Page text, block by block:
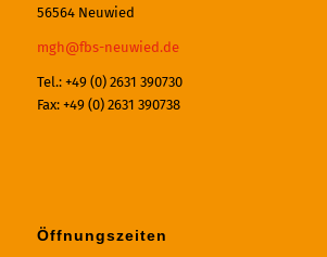
56564 Neuwied
mgh@fbs-neuwied.de
Tel.: +49 (0) 2631 390730
Fax: +49 (0) 2631 390738
Öffnungszeiten